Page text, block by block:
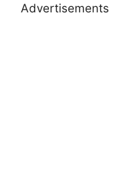
Advertisements